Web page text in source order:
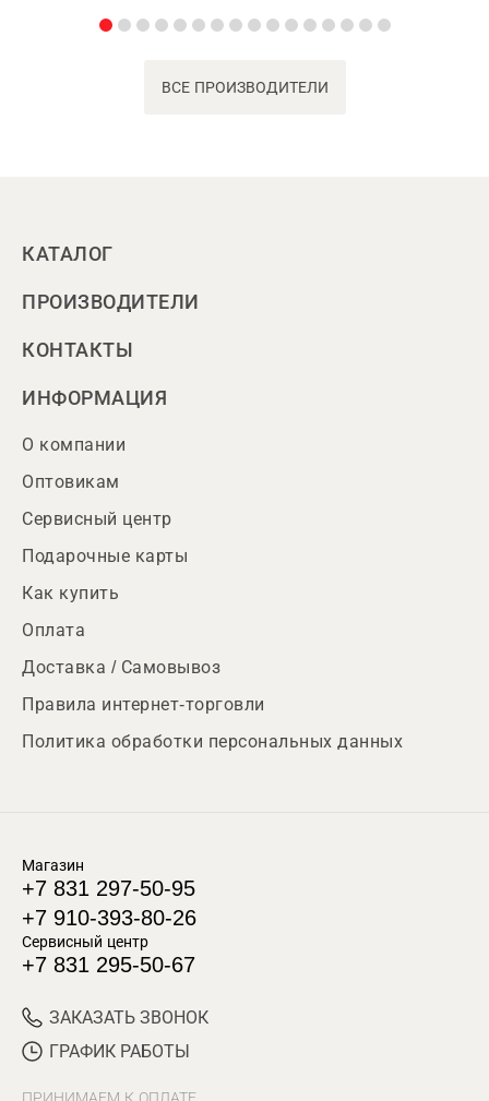
ВСЕ ПРОИЗВОДИТЕЛИ
КАТАЛОГ
ПРОИЗВОДИТЕЛИ
КОНТАКТЫ
ИНФОРМАЦИЯ
О компании
Оптовикам
Сервисный центр
Подарочные карты
Как купить
Оплата
Доставка / Самовывоз
Правила интернет-торговли
Политика обработки персональных данных
Магазин
+7 831 297-50-95
+7 910-393-80-26
Сервисный центр
+7 831 295-50-67
ЗАКАЗАТЬ ЗВОНОК
ГРАФИК РАБОТЫ
ПРИНИМАЕМ К ОПЛАТЕ